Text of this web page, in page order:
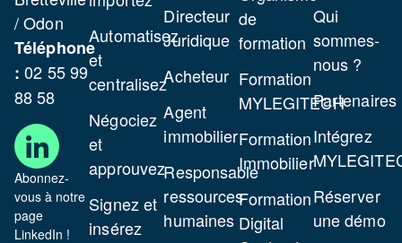
/ Odon
Téléphone
: 02 55 99
88 58
Abonnez-
vous à notre
page
LinkedIn !
Automatisez
et
centralisez
Négociez
et
approuvez
Signez et
insérez
Directeur
Juridique
Acheteur
Agent
immobilier
Responsable
ressources
humaines
de
formation
Formation
MYLEGITECH
Formation
Immobilier
Formation
Digital
Qui
sommes-
nous ?
Partenaires
Intégrez
Réserver
une démo